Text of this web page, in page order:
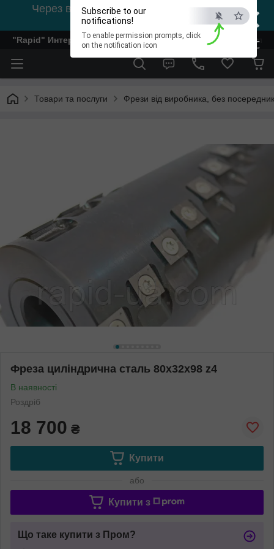
×
ESC
Subscribe to our
notifications!
To enable permission prompts, click
on the notification icon
Через відсутність світла, зв'язок на viber
0978002056
"Rapid" Интернет-магазин деревообрабатывающего
Товари та послуги Фрези від виробника, без
Фреза циліндрична сталь 80х32х98 z4
В наявності
Роздріб
18 700 ₴
Купити
або
Купити з
Що таке купити з Пром?